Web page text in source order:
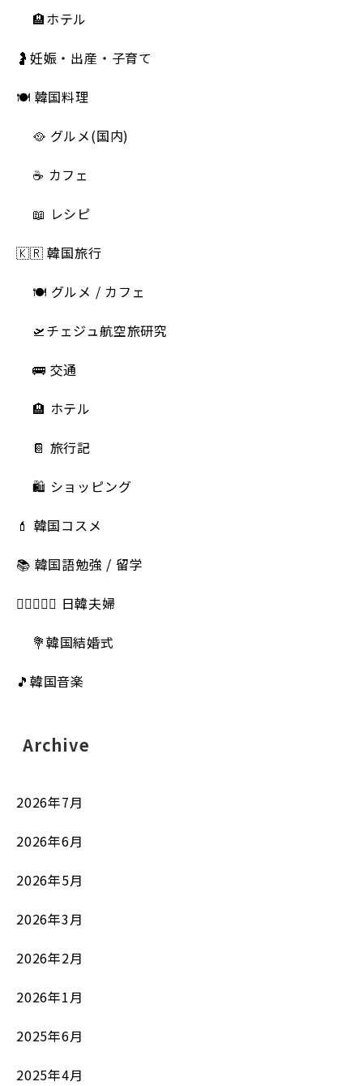
🏨ホテル
🤰妊娠・出産・子育て
🍽 韓国料理
🥘 グルメ(国内)
☕️ カフェ
📖 レシピ
🇰🇷 韓国旅行
🍽 グルメ / カフェ
🛫チェジュ航空旅研究
🚌 交通
🏨 ホテル
📔 旅行記
🛍️ ショッピング
💄 韓国コスメ
📚 韓国語勉強 / 留学
👩🏻‍❤️‍👨🏻 日韓夫婦
💐韓国結婚式
🎵韓国音楽
Archive
2026年7月
2026年6月
2026年5月
2026年3月
2026年2月
2026年1月
2025年6月
2025年4月